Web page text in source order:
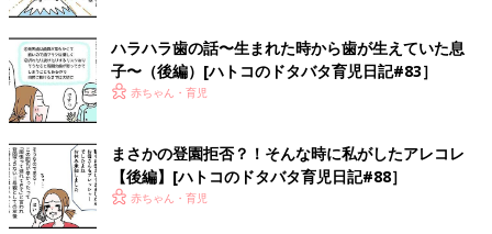
ハラハラ歯の話〜生まれた時から歯が生えていた息
子〜（後編）[ハトコのドタバタ育児日記#83］
赤ちゃん・育児
まさかの登園拒否？！そんな時に私がしたアレコレ
【後編】[ハトコのドタバタ育児日記#88］
赤ちゃん・育児